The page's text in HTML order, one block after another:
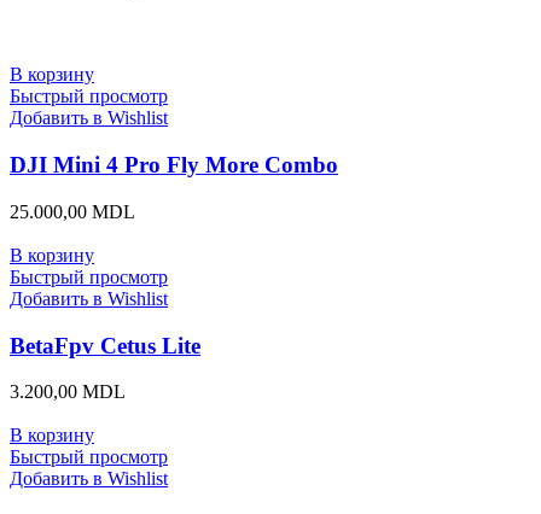
В корзину
Быстрый просмотр
Добавить в Wishlist
DJI Mini 4 Pro Fly More Combo
25.000,00 MDL
В корзину
Быстрый просмотр
Добавить в Wishlist
BetaFpv Cetus Lite
3.200,00 MDL
В корзину
Быстрый просмотр
Добавить в Wishlist